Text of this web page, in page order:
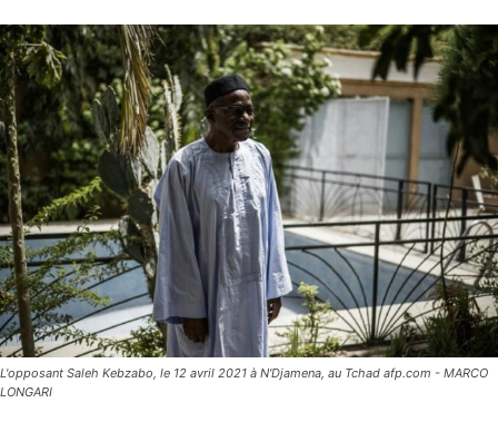
L'opposant Saleh Kebzabo, le 12 avril 2021 à N'Djamena, au Tchad afp.com - MARCO
LONGARI